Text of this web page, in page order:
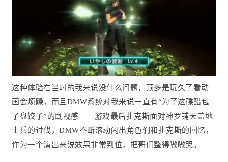
这种体验在当时的我来说没什么问题，顶多是玩久了看动
画会烦躁，而且DMW系统对我来说一直有“为了这碟醋包
了盘饺子”的既视感——游戏最后扎克斯面对神罗铺天盖地
士兵的讨伐，DMW不断滚动闪出角色们和扎克斯的回忆，
作为一个演出来说效果非常到位，把哥们整得嗷嗷哭。